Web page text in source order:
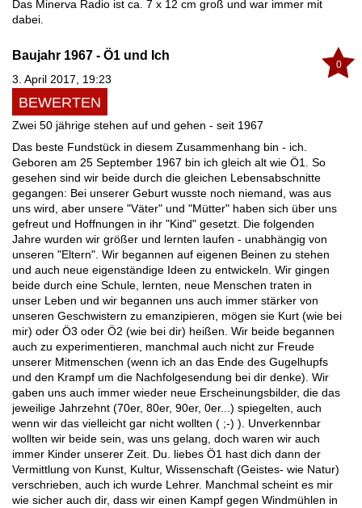
Das Minerva Radio ist ca. 7 x 12 cm groß und war immer mit
dabei.
0
Baujahr 1967 - Ö1 und Ich
3. April 2017, 19:23
BEWERTEN
Zwei 50 jährige stehen auf und gehen - seit 1967
Das beste Fundstück in diesem Zusammenhang bin - ich.
Geboren am 25 September 1967 bin ich gleich alt wie Ö1. So
gesehen sind wir beide durch die gleichen Lebensabschnitte
gegangen: Bei unserer Geburt wusste noch niemand, was aus
uns wird, aber unsere "Väter" und "Mütter" haben sich über uns
gefreut und Hoffnungen in ihr "Kind" gesetzt. Die folgenden
Jahre wurden wir größer und lernten laufen - unabhängig von
unseren "Eltern". Wir begannen auf eigenen Beinen zu stehen
und auch neue eigenständige Ideen zu entwickeln. Wir gingen
beide durch eine Schule, lernten, neue Menschen traten in
unser Leben und wir begannen uns auch immer stärker von
unseren Geschwistern zu emanzipieren, mögen sie Kurt (wie bei
mir) oder Ö3 oder Ö2 (wie bei dir) heißen. Wir beide begannen
auch zu experimentieren, manchmal auch nicht zur Freude
unserer Mitmenschen (wenn ich an das Ende des Gugelhupfs
und den Krampf um die Nachfolgesendung bei dir denke). Wir
gaben uns auch immer wieder neue Erscheinungsbilder, die das
jeweilige Jahrzehnt (70er, 80er, 90er, 0er...) spiegelten, auch
wenn wir das vielleicht gar nicht wollten ( ;-) ). Unverkennbar
wollten wir beide sein, was uns gelang, doch waren wir auch
immer Kinder unserer Zeit. Du. liebes Ö1 hast dich dann der
Vermittlung von Kunst, Kultur, Wissenschaft (Geistes- wie Natur)
verschrieben, auch ich wurde Lehrer. Manchmal scheint es mir
wie sicher auch dir, dass wir einen Kampf gegen Windmühlen in